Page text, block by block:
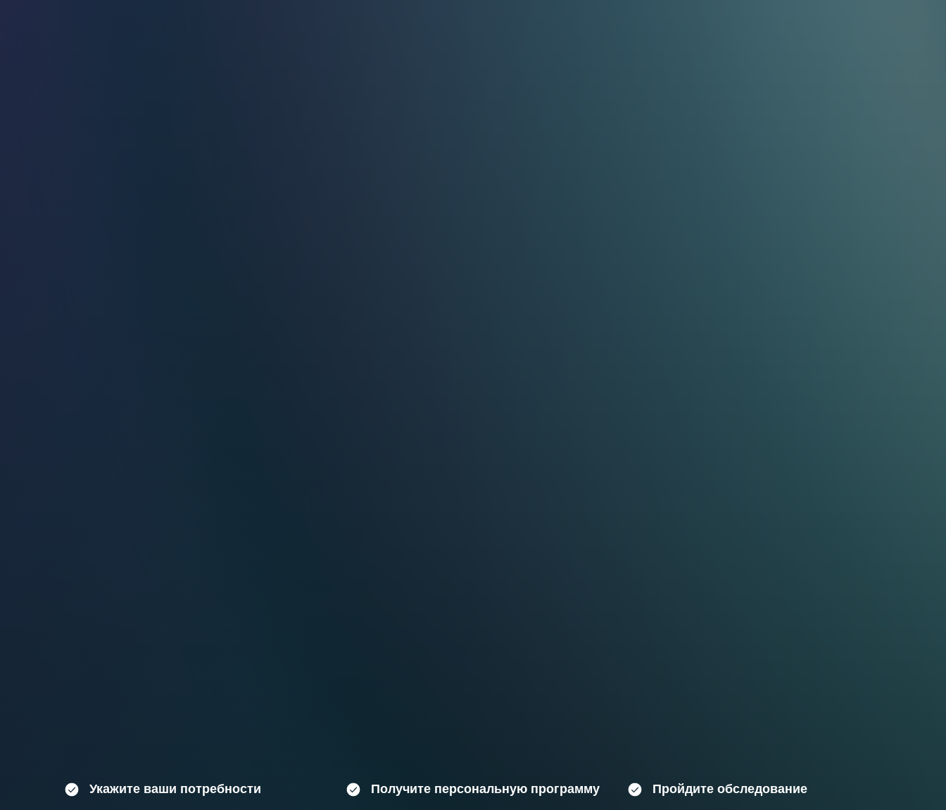
Укажите ваши потребности Получите персональную программу Пройдите обследование